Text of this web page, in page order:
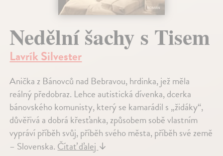
Nedělní šachy s Tisem
Lavrík Silvester
Anička z Bánovců nad Bebravou, hrdinka, jež měla
reálný předobraz. Lehce autistická dívenka, dcerka
bánovského komunisty, který se kamarádil s „židáky“,
důvěřivá a dobrá křesťanka, způsobem sobě vlastním
vypráví příběh svůj, příběh svého města, příběh své země
– Slovenska.Čítať ďalej↓